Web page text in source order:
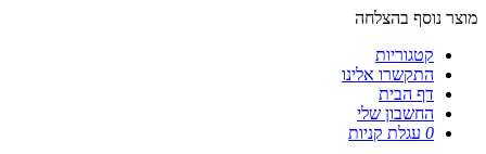
מוצר נוסף בהצלחה
קטגוריות
התקשרו אלינו
דף הבית
החשבון שלי
0 עגלת קניות